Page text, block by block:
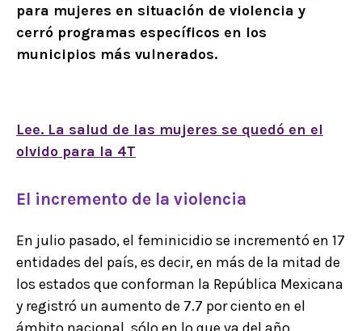
para mujeres en situación de violencia y
cerró programas específicos en los
municipios más vulnerados.
Lee. La salud de las mujeres se quedó en el
olvido para la 4T
El incremento de la violencia
En julio pasado, el feminicidio se incrementó en 17
entidades del país, es decir, en más de la mitad de
los estados que conforman la República Mexicana
y registró un aumento de 7.7 por ciento en el